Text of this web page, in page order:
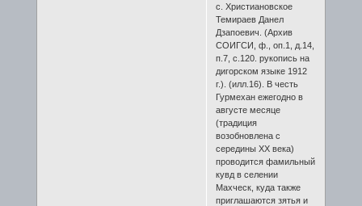
с. Христиановское
Темираев Данел
Дзапоевич. (Архив
СОИГСИ, ф., оп.1, д.14,
п.7, с.120. рукопись на
дигорском языке 1912
г.). (илл.16). В честь
Гурмехан ежегодно в
августе месяце
(традиция
возобновлена с
середины ХХ века)
проводится фамильный
кувд в селении
Махческ, куда также
приглашаются зятья и